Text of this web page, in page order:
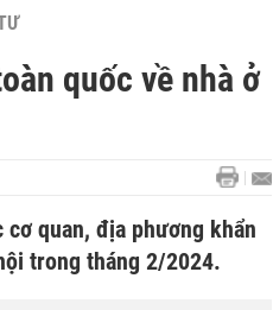
quốc về nhà ở
quan, địa phương khẩn
trong tháng 2/2024.